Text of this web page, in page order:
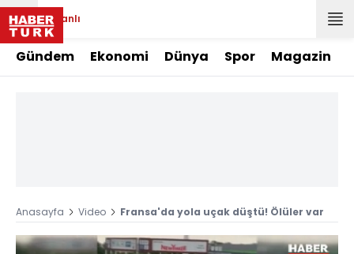
Canlı
Gündem Ekonomi Dünya Spor Magazin
Anasayfa Video Fransa'da yola uçak düştü! Ölüler var